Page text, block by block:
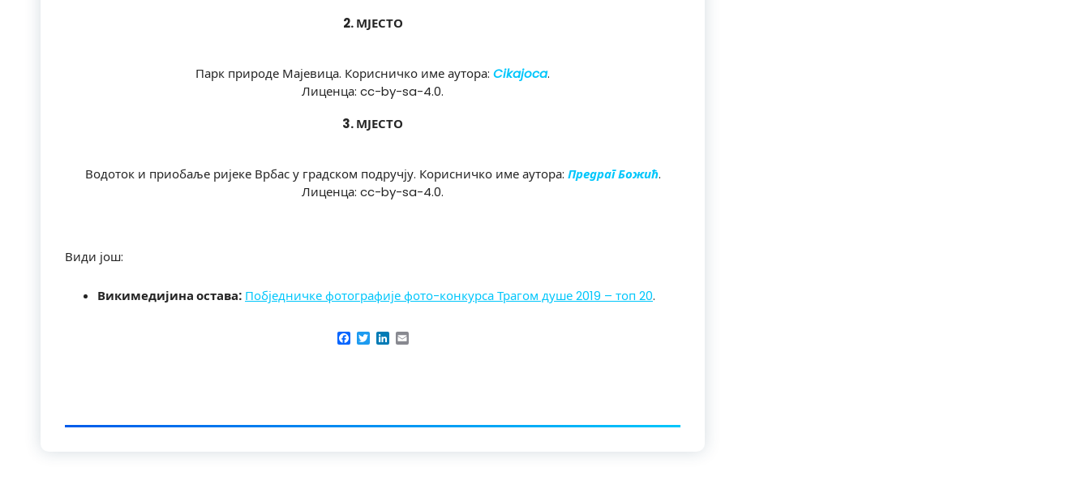
2. МЈЕСТО
Парк природе Мајевица. Корисничко име аутора:Cikajoca.
Лиценца: cc-by-sa-4.0.
3. МЈЕСТО
Водоток и приобаље ријеке Врбас у градском подручју. Корисничко име аутора: Предраг Божић.
Лиценца: cc-by-sa-4.0.
Види још:
Викимедијина остава: Побједничке фотографије фото-конкурса Трагом душе 2019 – топ 20.
Facebook
TwitterLinkedIn
Email